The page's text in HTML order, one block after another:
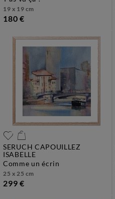
19 x 19 cm
180 €
SERUCH CAPOUILLEZ
ISABELLE
comme un écrin
25 x 25 cm
299 €